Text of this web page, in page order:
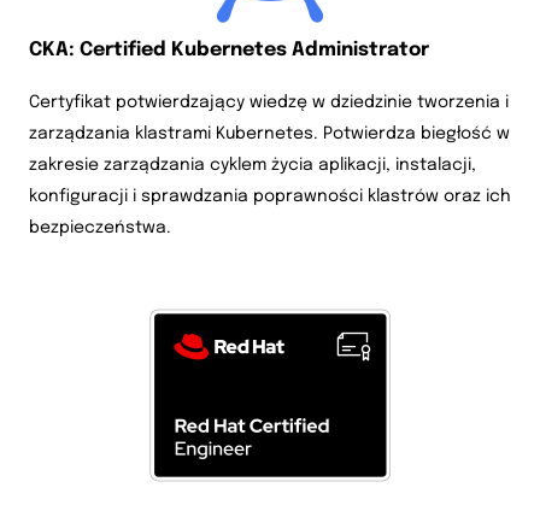
CKA: Certified Kubernetes Administrator
Certyfikat potwierdzający wiedzę w dziedzinie tworzenia i
zarządzania klastrami Kubernetes. Potwierdza biegłość w
zakresie zarządzania cyklem życia aplikacji, instalacji,
konfiguracji i sprawdzania poprawności klastrów oraz ich
bezpieczeństwa.